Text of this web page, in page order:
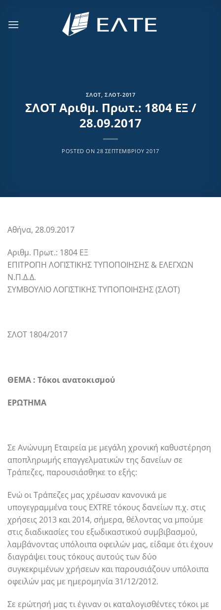
περιεχόμενο
ΣΛΟΤ ,ΣΛΟΤ-2017
ΣΛΟΤ Αριθμ. Πρωτ.: 1804 ΕΞ /
28.09.2017
POSTED ON 28 ΣΕΠΤΕΜΒΡΊΟΥ 2017
Αθήνα, 28.09.2017
Αριθμ. Πρωτ.: 1804 ΕΞ
ΕΠΙΤΡΟΠΗ ΛΟΓΙΣΤΙΚΗΣ ΤΥΠΟΠΟΙΗΣΗΣ & ΕΛΕΓΧΩΝ
Ν.Π.Δ.Δ.
ΣΥΜΒΟΥΛΙΟ ΛΟΓΙΣΤΙΚΗΣ ΤΥΠΟΠΟΙΗΣΗΣ (ΣΛΟΤ)
ΣΛΟΤ 1804/2017
ΘΕΜΑ : Τόκοι ανατοκισμού
ΕΡΩΤΗΜΑ
Σε Ανώνυμη Εταιρεία με μεγάλη χρονική καθυστέρηση
αποπληρωμής επαγγελματικών της δανείων σε
Τράπεζες, παρουσιάσθηκε το εξής:
Ενώ οι Τράπεζες μας χρέωσαν κανονικά με
υπογεγραμμένα τους EXTRE τόκους δανείων π.χ. στις
χρήσεις 2013 και 2014, σήμερα, θέλοντας να μπούμε
στις διαδικασίες του εξωδικαστικού συμβιβασμού,
λαμβάνοντας υπόλοιπα οφειλών μας, είδαμε ότι έχουν
διαγράψει τους τόκους αυτούς των δύο
συγκεκριμένων χρήσεων και παρουσιάζουν υπόλοιπα
οφειλών μας με ημερομηνία 31/12/2012.
Σε ερώτησή μας τι έγιναν οι καταλογισθέντες τόκοι με